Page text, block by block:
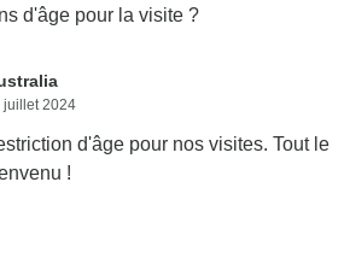
d'âge pour la visite ?
juillet 2024
d'âge pour nos visites. Tout le
!